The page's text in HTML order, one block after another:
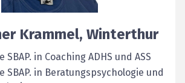
Krammel, Winterthur
SBAP. in Coaching ADHS und ASS
SBAP. in Beratungspsychologie und